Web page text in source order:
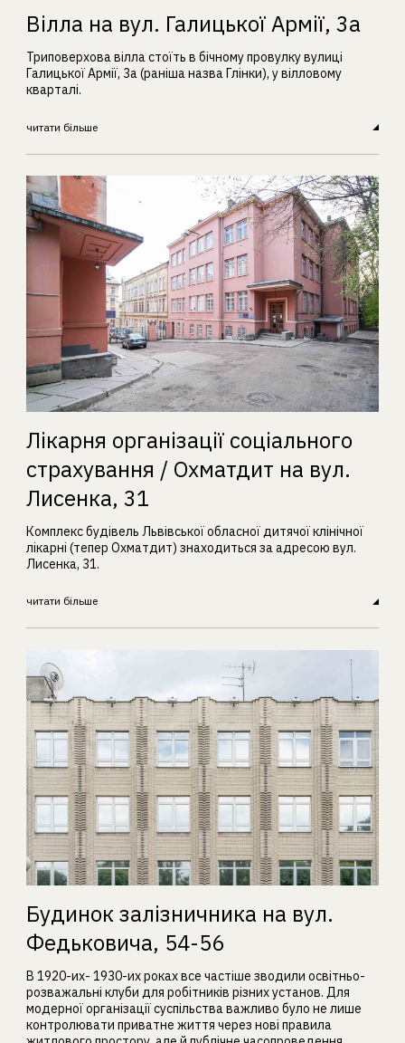
Вілла на вул. Галицької Армії, 3а
Триповерхова вілла стоїть в бічному провулку вулиці
Галицької Армії, 3а (раніша назва Глінки), у вілловому
кварталі.
читати більше
Лікарня організації соціального
страхування / Охматдит на вул.
Лисенка, 31
Комплекс будівель Львівської обласної дитячої клінічної
лікарні (тепер Охматдит) знаходиться за адресою вул.
Лисенка, 31.
читати більше
Будинок залізничника на вул.
Федьковича, 54-56
В 1920-их- 1930-их роках все частіше зводили освітньо-
розважальні клуби для робітників різних установ. Для
модерної організації суспільства важливо було не лише
контролювати приватне життя через нові правила